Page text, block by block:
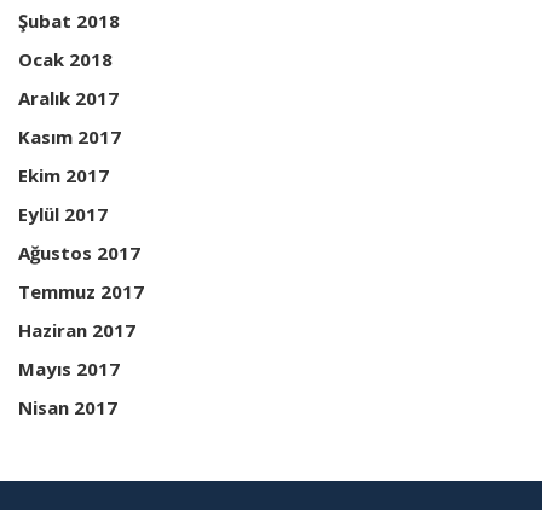
Şubat 2018
Ocak 2018
Aralık 2017
Kasım 2017
Ekim 2017
Eylül 2017
Ağustos 2017
Temmuz 2017
Haziran 2017
Mayıs 2017
Nisan 2017